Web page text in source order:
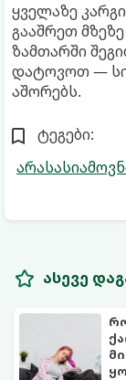
ყველაზე
გააშრეთ
ზამთარში
დატოვოთ —
აშორებს.
ტეგები:
ასევე